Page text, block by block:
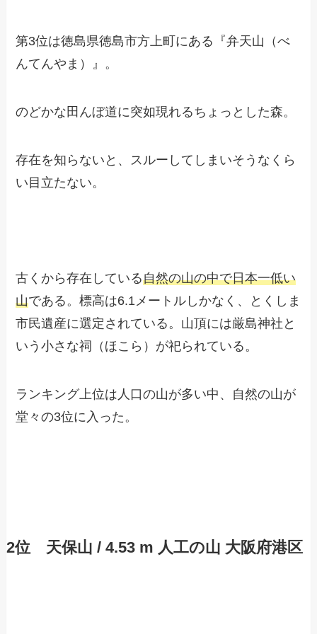
第3位は徳島県徳島市方上町にある『弁天山（べ
んてんやま）』。
のどかな田んぼ道に突如現れるちょっとした森。
存在を知らないと、スルーしてしまいそうなくら
い目立たない。
古くから存在している自然の山の中で日本一低い
山である。標高は6.1メートルしかなく、とくしま
市民遺産に選定されている。山頂には厳島神社と
いう小さな祠（ほこら）が祀られている。
ランキング上位は人口の山が多い中、自然の山が
堂々の3位に入った。
2位 天保山 / 4.53 m 人工の山 大阪府港区